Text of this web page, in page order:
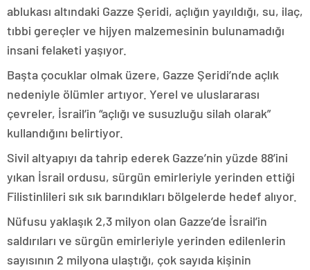
ablukası altındaki Gazze Şeridi, açlığın yayıldığı, su, ilaç,
tıbbi gereçler ve hijyen malzemesinin bulunamadığı
insani felaketi yaşıyor.
Başta çocuklar olmak üzere, Gazze Şeridi’nde açlık
nedeniyle ölümler artıyor. Yerel ve uluslararası
çevreler, İsrail’in “açlığı ve susuzluğu silah olarak”
kullandığını belirtiyor.
Sivil altyapıyı da tahrip ederek Gazze’nin yüzde 88’ini
yıkan İsrail ordusu, sürgün emirleriyle yerinden ettiği
Filistinlileri sık sık barındıkları bölgelerde hedef alıyor.
Nüfusu yaklaşık 2,3 milyon olan Gazze’de İsrail’in
saldırıları ve sürgün emirleriyle yerinden edilenlerin
sayısının 2 milyona ulaştığı, çok sayıda kişinin